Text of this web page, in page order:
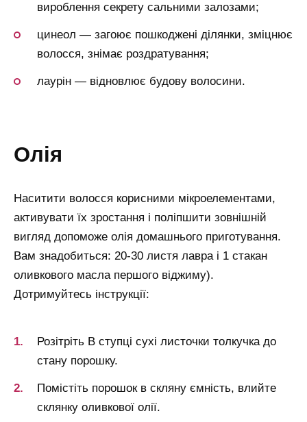
вироблення секрету сальними залозами;
цинеол — загоює пошкоджені ділянки, зміцнює
волосся, знімає роздратування;
лаурін — відновлює будову волосини.
олія
Наситити волосся корисними мікроелементами,
активувати їх зростання і поліпшити зовнішній
вигляд допоможе олія домашнього приготування.
Вам знадобиться: 20-30 листя лавра і 1 стакан
оливкового масла першого віджиму).
Дотримуйтесь інструкції:
Розітріть В ступці сухі листочки толкучка до
стану порошку.
Помістіть порошок в скляну ємність, влийте
склянку оливкової олії.